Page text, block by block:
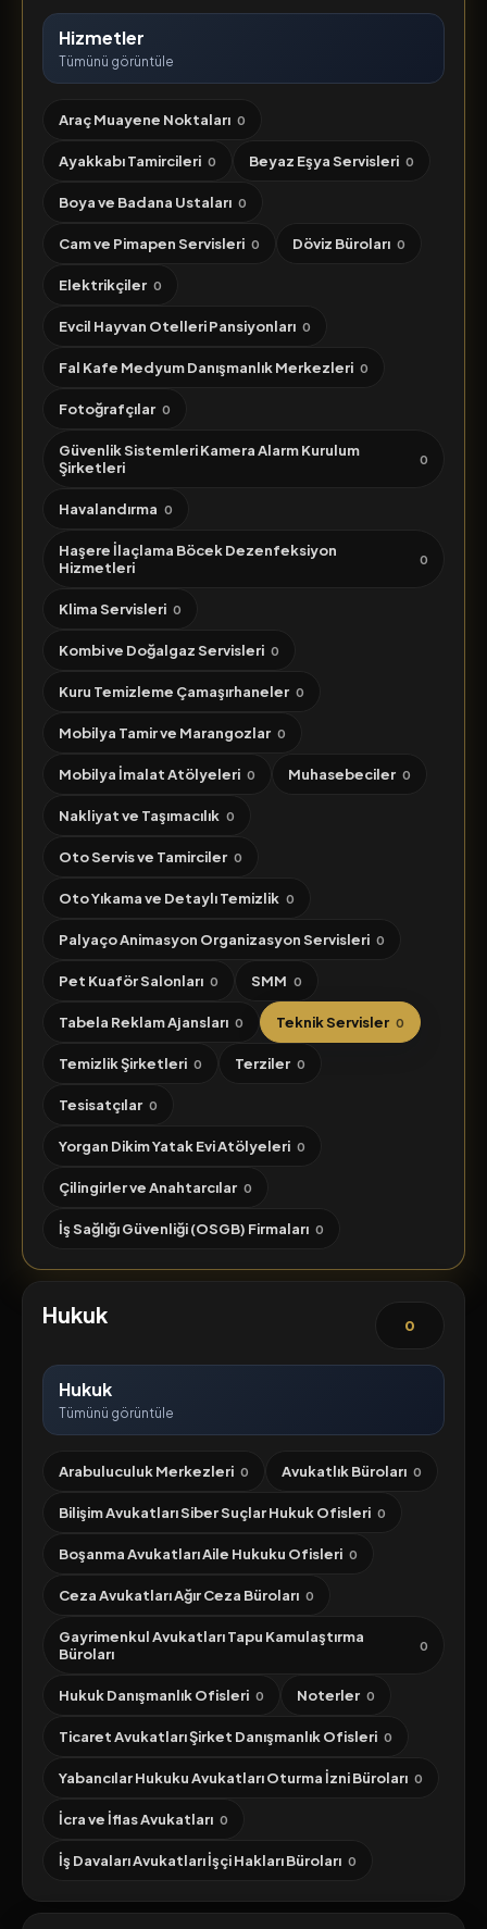
Hizmetler
Tümünü görüntüle
Araç Muayene Noktaları 0
Ayakkabı Tamircileri 0 Beyaz Eşya Servisleri 0
Boya ve Badana Ustaları 0
Cam ve Pimapen Servisleri 0 Döviz Büroları 0
Elektrikçiler 0
Evcil Hayvan Otelleri Pansiyonları 0
Fal Kafe Medyum Danışmanlık Merkezleri 0
Fotoğrafçılar 0
Güvenlik Sistemleri Kamera Alarm Kurulum
Şirketleri
0
Havalandırma 0
Haşere İlaçlama Böcek Dezenfeksiyon
Hizmetleri
0
Klima Servisleri 0
Kombi ve Doğalgaz Servisleri 0
Kuru Temizleme Çamaşırhaneler 0
Mobilya Tamir ve Marangozlar 0
Mobilya İmalat Atölyeleri 0 Muhasebeciler 0
Nakliyat ve Taşımacılık 0
Oto Servis ve Tamirciler 0
Oto Yıkama ve Detaylı Temizlik 0
Palyaço Animasyon Organizasyon Servisleri 0
Pet Kuaför Salonları 0 SMM 0
Tabela Reklam Ajansları 0 Teknik Servisler 0
Temizlik Şirketleri 0 Terziler 0
Tesisatçılar 0
Yorgan Dikim Yatak Evi Atölyeleri 0
Çilingirler ve Anahtarcılar 0
İş Sağlığı Güvenliği (OSGB) Firmaları 0
Hukuk 0
Hukuk
Tümünü görüntüle
Arabuluculuk Merkezleri 0 Avukatlık Büroları 0
Bilişim Avukatları Siber Suçlar Hukuk Ofisleri 0
Boşanma Avukatları Aile Hukuku Ofisleri 0
Ceza Avukatları Ağır Ceza Büroları 0
Gayrimenkul Avukatları Tapu Kamulaştırma
Büroları
0
Hukuk Danışmanlık Ofisleri 0 Noterler 0
Ticaret Avukatları Şirket Danışmanlık Ofisleri 0
Yabancılar Hukuku Avukatları Oturma İzni Büroları 0
İcra ve İflas Avukatları 0
İş Davaları Avukatları İşçi Hakları Büroları 0